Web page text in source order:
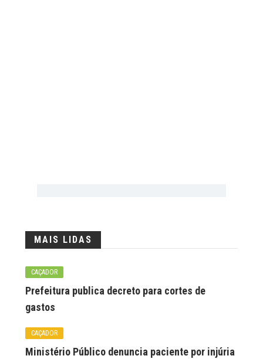
MAIS LIDAS
CAÇADOR
Prefeitura publica decreto para cortes de
gastos
CAÇADOR
Ministério Público denuncia paciente por injúria